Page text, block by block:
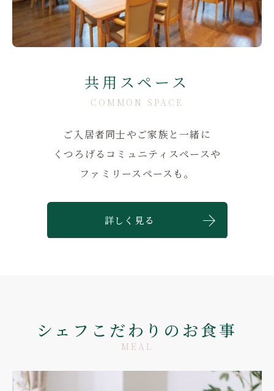
共用スペース
COMMON SPACE
ご入居者同士やご家族と一緒に
くつろげるコミュニティスペースや
ファミリースペースも。
詳しく見る
シェフこだわりのお食事
MEAL